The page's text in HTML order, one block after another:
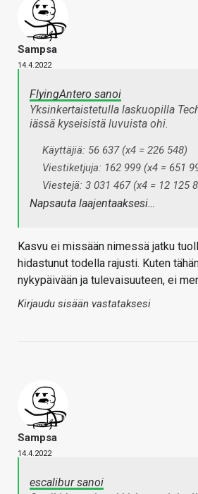
Sampsa
14.4.2022
FlyingAntero sanoi
Yksinkertaistetulla laskuopilla
iässä kyseisistä luvuista ohi.
Käyttäjiä: 56 637 (x4 = 226 548)
Viestiketjuja: 162 999 (x4 = 651
Viestejä: 3 031 467 (x4 = 12 125
Napsauta laajentaaksesi…
Kasvu ei missään nimessä jatku
hidastunut todella rajusti. Kuten
nykypäivään ja tulevaisuuteen, ei
Kirjaudu sisään vastataksesi
Sampsa
14.4.2022
escalibur sanoi